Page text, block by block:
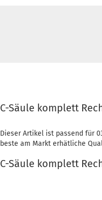
C-Säule komplett
Dieser Artikel ist passend für
beste am Markt erhätliche
C-Säule komplett